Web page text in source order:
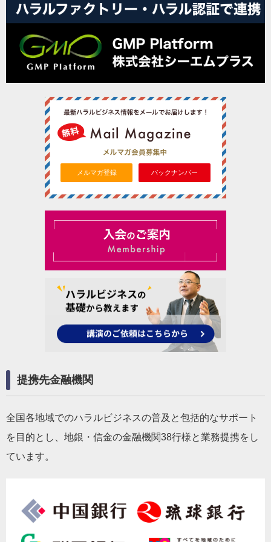
メルマガ登録 バックナンバー
提携先金融機関
全国各地域でのハラルビジネスの普及と包括的なサポート
を目的とし、地銀・信金の金融機関38行様と業務提携をし
ています。